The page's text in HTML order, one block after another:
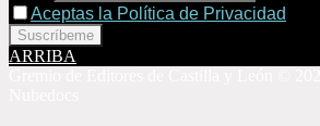
Aceptas la Política de Privacidad
ARRIBA